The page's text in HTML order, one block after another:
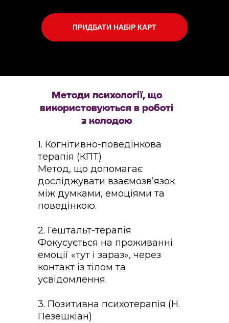
ПРИДБАТИ НАБІР КАРТ
1. Когнітивно-поведінкова
терапія (КПТ)
Метод, що допомагає
досліджувати взаємозв’язок
між думками, емоціями та
поведінкою.
2. Гештальт-терапія
Фокусується на проживанні
емоції «тут і зараз», через
контакт із тілом та
усвідомлення.
3. Позитивна психотерапія (Н.
Пезешкіан)
Методи психології, що
використовуються в роботі
з колодою